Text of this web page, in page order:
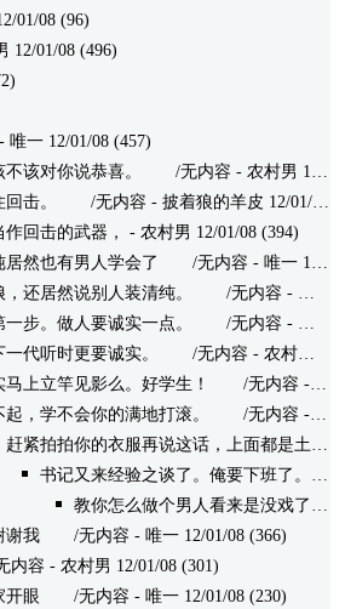
08 (96)
01/08 (496)
一 12/01/08 (457)
该对你说恭喜。
/无内容 - 农村男 12/01/08 (427)
击。
/无内容 - 披着狼的羊皮 12/01/08 (321)
回击的武器，
- 农村男 12/01/08 (394)
然也有男人学会了 /无内容 - 唯一 12/01/08 (374)
还居然说别人装清纯。
/无内容 - 农村男 12/01/08 (358)
步。做人要诚实一点。
/无内容 - 唯一 12/01/08 (358)
代听时更要诚实。
/无内容 - 农村男 12/01/08 (276)
马上立竿见影么。好学生！
/无内容 - 唯一 12/01/08 (264)
起，学不会你的满地打滚。
/无内容 - 农村男 12/01/08 (271)
赶紧拍拍你的衣服再说这话，上面都是土。
书记又来经验之谈了。俺要下班了。回见。
教你怎么做个男人看来是没戏了。你已经成了男娘们儿。
谢我/无内容 - 唯一 12/01/08 (366)
- 农村男 12/01/08 (301)
开眼 /无内容 - 唯一 12/01/08 (230)